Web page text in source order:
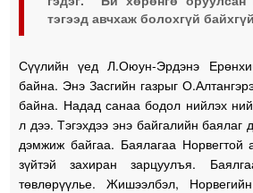
тэгээд авчхаж болохгүй
Сүүлийн үед Л.Оюун-Эрдэнэ
байна. Энэ Засгийн газрыг
байна. Надад санаа бодол нийлэх
л дээ. Тэгэхдээ энэ байгалийн баялаг
дэмжиж байгаа. Баялагаа Норвегтой
зүйтэй захиран зарцуулъя.
төвлөрүүлье. Жишээлбэл,